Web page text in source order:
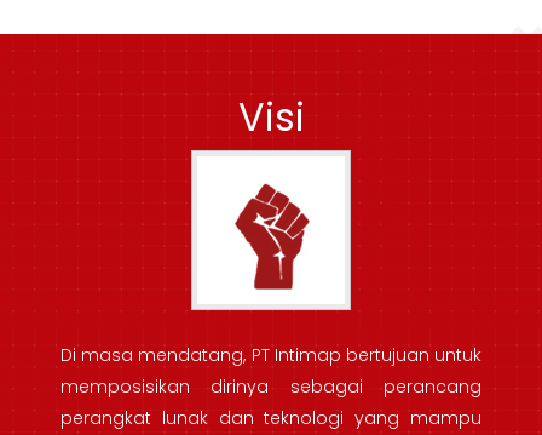
Visi
Di masa mendatang, PT Intimap bertujuan untuk
memposisikan dirinya sebagai perancang
perangkat lunak dan teknologi yang mampu